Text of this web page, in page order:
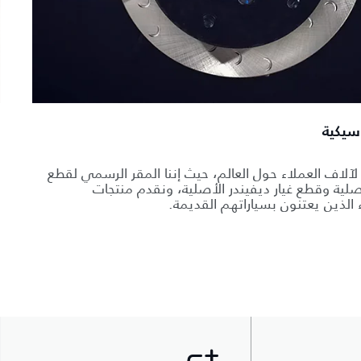
العملاء حول العالم، حيث إننا المقر الرسمي لقطع
وقطع غيار ديفيندر الأصلية، ونقدم منتجات
يعتنون بسياراتهم القديمة.